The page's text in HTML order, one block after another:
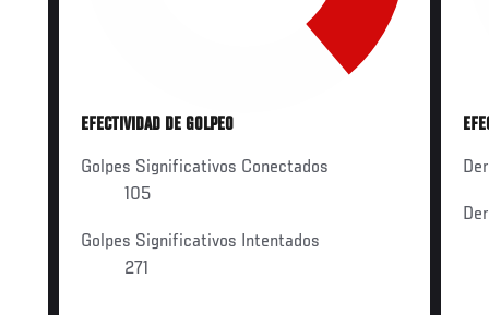
EFECTIVIDAD DE GOLPEO
Golpes Significativos Conectados
105
Golpes Significativos Intentados
271